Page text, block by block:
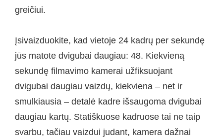
greičiui.
Įsivaizduokite, kad vietoje 24 kadrų per sekundę
jūs matote dvigubai daugiau: 48. Kiekvieną
sekundę filmavimo kamerai užfiksuojant
dvigubai daugiau vaizdų, kiekviena – net ir
smulkiausia – detalė kadre išsaugoma dvigubai
daugiau kartų. Statiškuose kadruose tai ne taip
svarbu, tačiau vaizdui judant, kamera dažnai